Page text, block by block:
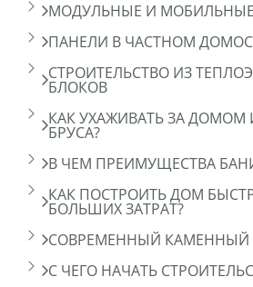
МОДУЛЬНЫЕ И
ПАНЕЛИ В ЧАСТНОМ
СТРОИТЕЛЬСТВО ИЗ
БЛОКОВ
КАК УХАЖИВАТЬ ЗА ДОМОМ
БРУСА?
В ЧЕМ ПРЕИМУЩЕСТВА
КАК ПОСТРОИТЬ ДОМ
БОЛЬШИХ ЗАТРАТ?
СОВРЕМЕННЫЙ
С ЧЕГО НАЧАТЬ